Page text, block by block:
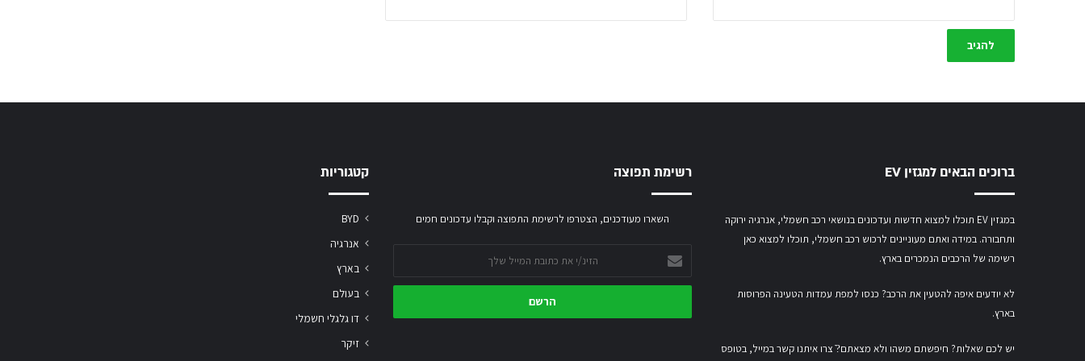
ברוכים הבאים למגזין EV
במגזין EV תוכלו למצוא חדשות ועדכונים בנושאי רכב חשמלי, אנרגיה ירוקה
ותחבורה. במידה ואתם מעוניינים לרכוש רכב חשמלי, תוכלו למצוא כאן
רשימה של הרכבים הנמכרים בארץ.
לא יודעים איפה להטעין את הרכב? כנסו למפת עמדות הטעינה הפרוסות
בארץ.
יש לכם שאלות? חיפשתם משהו ולא מצאתם?ֿ צרו איתנו קשר במייל, בטופס
רשימת תפוצה
השארו מעודכנים, הצטרפו לרשימת התפוצה וקבלו עדכונים חמים
את
כתובת
שלך
קטגוריות
BYD
אנרגיה
בארץ
בעולם
דו גלגלי חשמלי
זיקר